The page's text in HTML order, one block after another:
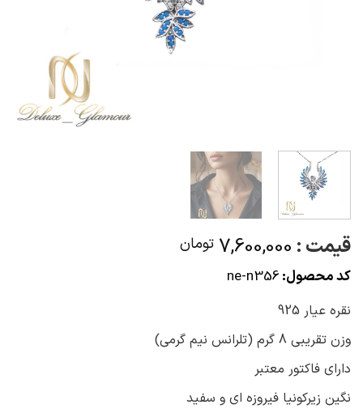
قیمت : 7,600,000 تومان
کد محصول:ne-n356
نقره عیار 925
وزن تقریبی 8 گرم (تلرانس نیم گرمی)
دارای فاکتور معتبر
نگین زیرکونیا فیروزه ای و سفید